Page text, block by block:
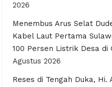
2026
Menembus Arus Selat
Kabel Laut Pertama
100 Persen Listrik Desa di
Agustus 2026
Reses di Tengah Duka, Hi.